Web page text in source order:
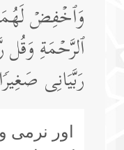
وَٱخۡفِضۡ
ٱلرَّحۡمَةِ
رَبَّیَانِی صَغِیرࣰا
اور نرمی